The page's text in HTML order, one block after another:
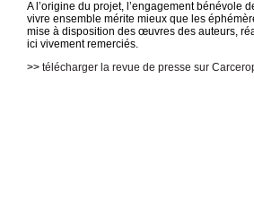
A l’origine du projet, l’engagement bénévole
vivre ensemble mérite mieux que les
mise à disposition des œuvres des auteurs,
ici vivement remerciés.
>> télécharger la revue de presse sur